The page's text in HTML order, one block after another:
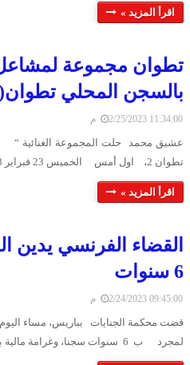
اقرأ المزيد »
تطوان مجموعة لمشاعل
بالسجن المحلي
2/25/2023 11:34:00 م
عشيق محمد حلت المجموعة الغنائية
تطوان 2، اول أمس الخميس 23 فبراير 2023، وأحيت المجموعة …
اقرأ المزيد »
القضاء الفرنسي يدين
6 سنوات
2/24/2023 09:45:00 م
قضت محكمة الجنايات بباريس، مساء
لمجرد ب 6 سنوات سجنا، وغرامة مالية بقيمة 375 أ…